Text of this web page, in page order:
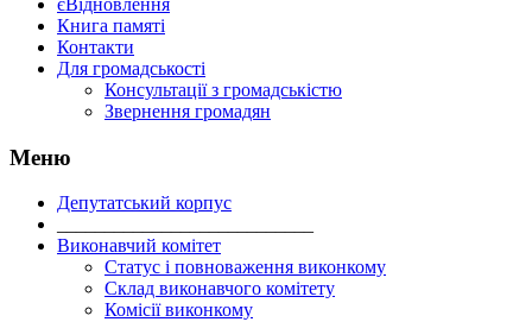
Книга памяті
Контакти
Для громадськості
Консультації з громадськістю
Звернення громадян
Меню
Депутатський корпус
Виконавчий комітет
Статус і повноваження виконкому
Склад виконавчого комітету
Комісії виконкому